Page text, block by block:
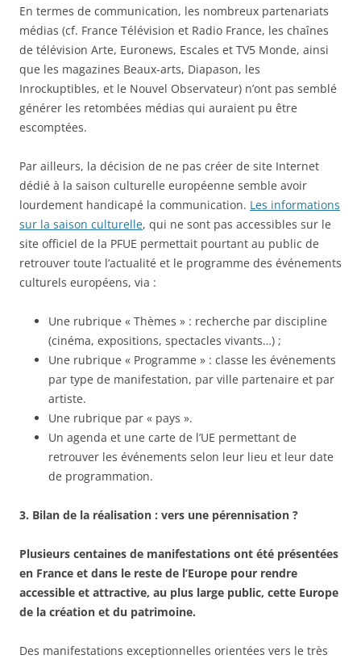
En termes de communication, les nombreux partenariats
médias (cf. France Télévision et Radio France, les chaînes
de télévision Arte, Euronews, Escales et TV5 Monde, ainsi
que les magazines Beaux-arts, Diapason, les
Inrockuptibles, et le Nouvel Observateur) n’ont pas semblé
générer les retombées médias qui auraient pu être
escomptées.
Par ailleurs, la décision de ne pas créer de site Internet
dédié à la saison culturelle européenne semble avoir
lourdement handicapé la communication. Les informations
sur la saison culturelle, qui ne sont pas accessibles sur le
site officiel de la PFUE permettait pourtant au public de
retrouver toute l’actualité et le programme des événements
culturels européens, via :
Une rubrique « Thèmes » : recherche par discipline
(cinéma, expositions, spectacles vivants…) ;
Une rubrique « Programme » : classe les événements
par type de manifestation, par ville partenaire et par
artiste.
Une rubrique par « pays ».
Un agenda et une carte de l’UE permettant de
retrouver les événements selon leur lieu et leur date
de programmation.
3. Bilan de la réalisation : vers une pérennisation ?
Plusieurs centaines de manifestations ont été présentées
en France et dans le reste de l’Europe pour rendre
accessible et attractive, au plus large public, cette Europe
de la création et du patrimoine.
Des manifestations exceptionnelles orientées vers le très